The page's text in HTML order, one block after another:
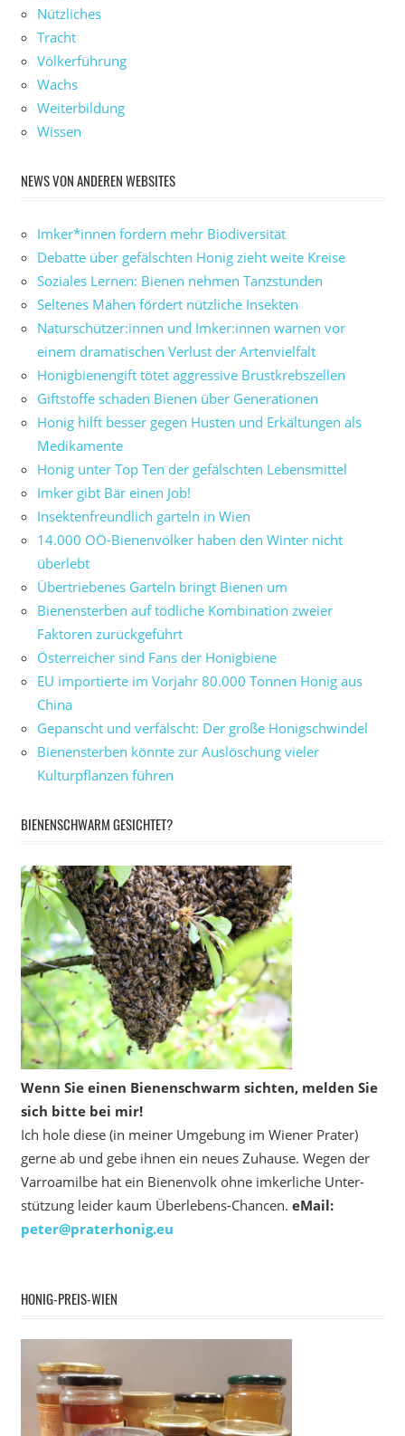
Nützliches
Tracht
Völkerführung
Wachs
Weiterbildung
Wissen
NEWS VON ANDEREN WEBSITES
Imker*innen fordern mehr Biodiversität
Debatte über gefälschten Honig zieht weite Kreise
Soziales Lernen: Bienen nehmen Tanzstunden
Seltenes Mähen fördert nützliche Insekten
Naturschützer:innen und Imker:innen warnen vor
einem dramatischen Verlust der Artenvielfalt
Honigbienengift tötet aggressive Brustkrebszellen
Giftstoffe schaden Bienen über Generationen
Honig hilft besser gegen Husten und Erkältungen als
Medikamente
Honig unter Top Ten der gefälschten Lebensmittel
Imker gibt Bär einen Job!
Insektenfreundlich garteln in Wien
14.000 OÖ-Bienenvölker haben den Winter nicht
überlebt
Übertriebenes Garteln bringt Bienen um
Bienensterben auf tödliche Kombination zweier
Faktoren zurückgeführt
Österreicher sind Fans der Honigbiene
EU importierte im Vorjahr 80.000 Tonnen Honig aus
China
Gepanscht und verfälscht: Der große Honigschwindel
Bienensterben könnte zur Auslöschung vieler
Kulturpflanzen führen
BIENENSCHWARM GESICHTET?
Wenn Sie einen Bienenschwarm sichten, melden Sie
sich bitte bei mir!
Ich hole diese (in meiner Umgebung im Wiener Prater)
gerne ab und gebe ihnen ein neues Zuhause. Wegen der
Varroamilbe hat ein Bienenvolk ohne imkerliche Unter­
stützung leider kaum Überlebens-Chancen. eMail:
peter@praterhonig.eu
HONIG-PREIS-WIEN